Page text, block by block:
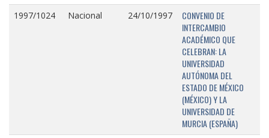
1997/1024 Nacional 24/10/1997
CONVENIO DE
INTERCAMBIO
ACADÉMICO QUE
CELEBRAN: LA
UNIVERSIDAD
AUTÓNOMA DEL
ESTADO DE MÉXICO
(MÉXICO) Y LA
UNIVERSIDAD DE
MURCIA (ESPAÑA)